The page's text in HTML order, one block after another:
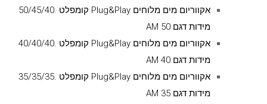
אקווריום מים מלוחים Plug&Play קומפלט .50/45/40
מידות דגם AM 50
אקווריום מים מלוחים Plug&Play קומפלט .40/40/40
מידות דגם AM 40
אקווריום מים מלוחים Plug&Play קומפלט .35/35/35
מידות דגם AM 35